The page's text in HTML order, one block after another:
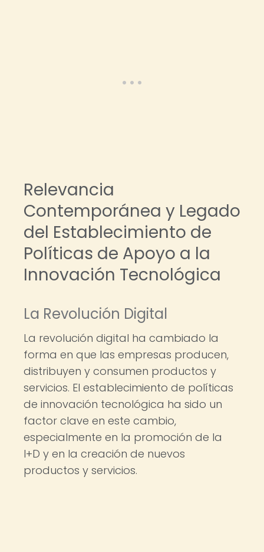
Relevancia
Contemporánea y Legado
del Establecimiento de
Políticas de Apoyo a la
Innovación Tecnológica
La Revolución Digital
La revolución digital ha cambiado la
forma en que las empresas producen,
distribuyen y consumen productos y
servicios. El establecimiento de políticas
de innovación tecnológica ha sido un
factor clave en este cambio,
especialmente en la promoción de la
I+D y en la creación de nuevos
productos y servicios.